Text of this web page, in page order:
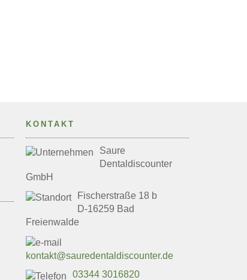
KONTAKT
Saure
Dentaldiscounter
GmbH
Fischerstraße 18 b
D-16259 Bad
Freienwalde
kontakt@sauredentaldiscounter.de
03344 3016820